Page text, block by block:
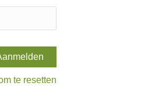
te resetten